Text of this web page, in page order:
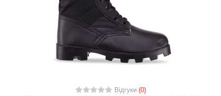
Відгуки (0)